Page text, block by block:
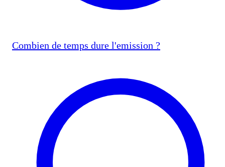
Combien de temps dure l'emission ?